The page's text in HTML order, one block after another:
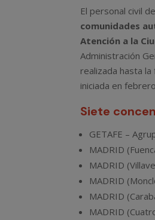
El personal civil
comunidades
Atención a la
Administración
realizada hasta
iniciada en
Siete
GETAFE –
MADRID
MADRID
MADRID
MADRID
MADRID